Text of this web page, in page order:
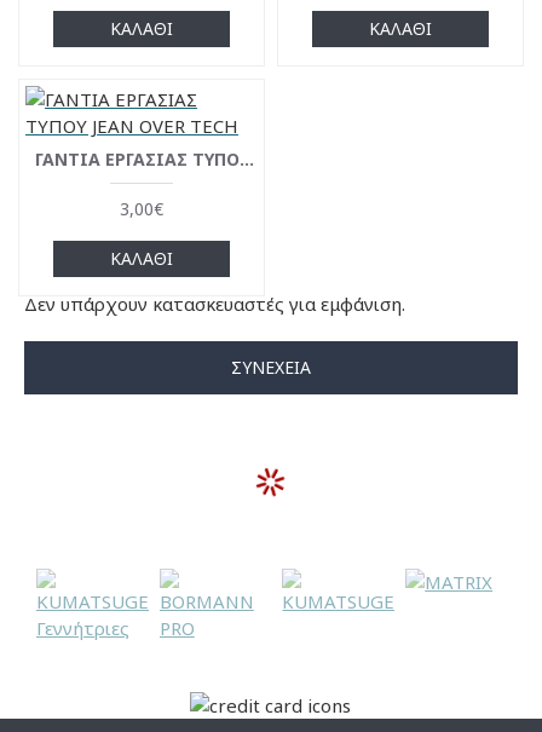
ΚΑΛΆΘΙ ΚΑΛΆΘΙ
ΓΑΝΤΙΑ ΕΡΓΑΣΙΑΣ ΤΥΠΟΥ JEAN OVER TECH
3,00€
ΚΑΛΆΘΙ
Δεν υπάρχουν κατασκευαστές για εμφάνιση.
ΣΥΝΈΧΕΙΑ